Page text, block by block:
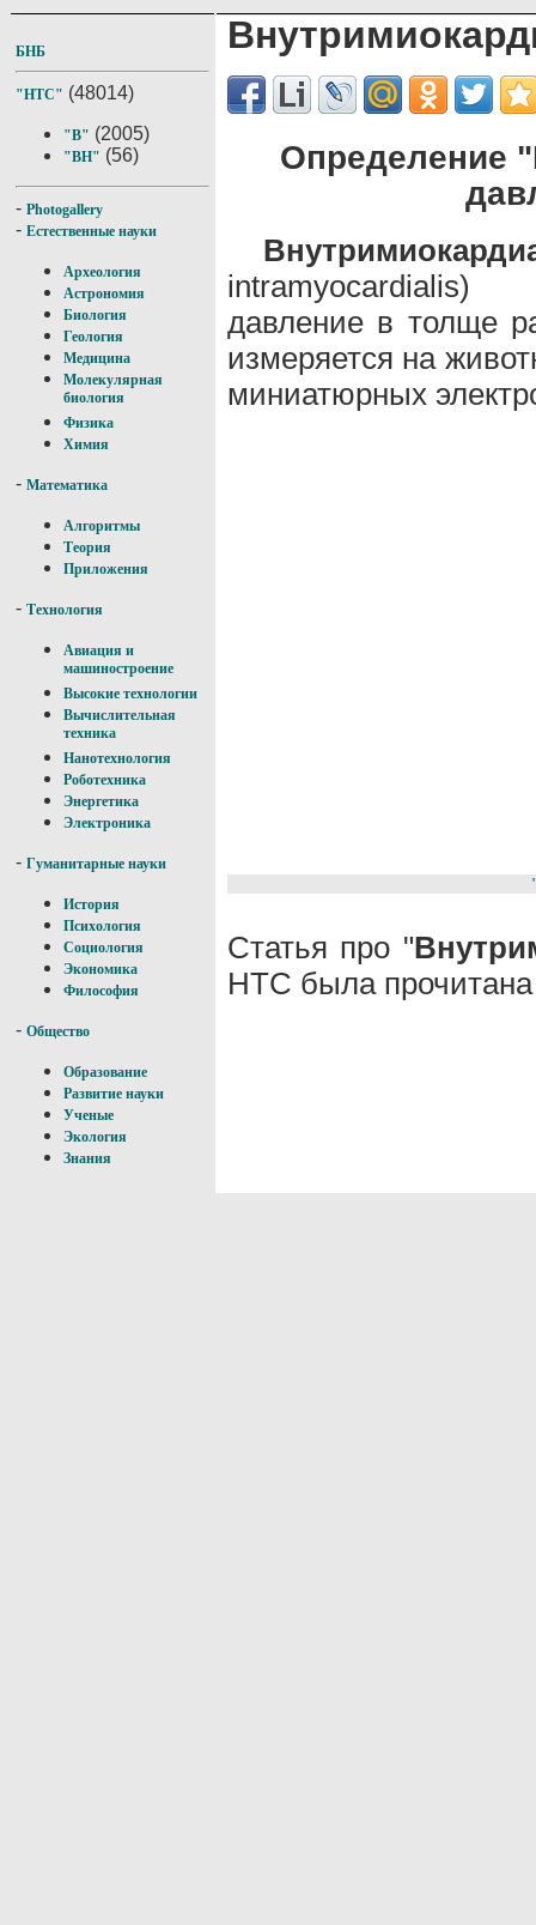
БНБ
"НТС" (48014)
"В" (2005)
"ВН" (56)
- Photogallery
- Естественные науки
Археология
Астрономия
Биология
Геология
Медицина
Молекулярная
биология
Физика
Химия
- Математика
Алгоритмы
Теория
Приложения
- Технология
Авиация и
машиностроение
Высокие технологии
Вычислительная
техника
Нанотехнология
Роботехника
Энергетика
Электроника
- Гуманитарные науки
История
Психология
Социология
Экономика
Философия
- Общество
Образование
Развитие науки
Ученые
Экология
Знания
Определение
intramyocardialis)
давление в толще
измеряется на
миниатюрных
Статья про "
НТС была прочитана